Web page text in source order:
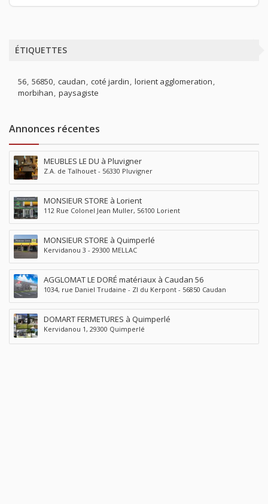
ÉTIQUETTES
56 56850 caudan coté jardin lorient agglomeration
morbihan paysagiste
Annonces récentes
MEUBLES LE DU à Pluvigner
Z.A. de Talhouet - 56330 Pluvigner
MONSIEUR STORE à Lorient
112 Rue Colonel Jean Muller, 56100 Lorient
MONSIEUR STORE à Quimperlé
Kervidanou 3 - 29300 MELLAC
AGGLOMAT LE DORÉ matériaux à Caudan 56
1034, rue Daniel Trudaine - ZI du Kerpont - 56850 Caudan
DOMART FERMETURES à Quimperlé
Kervidanou 1, 29300 Quimperlé